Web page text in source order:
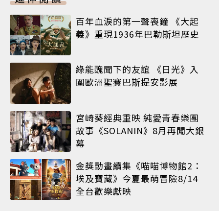
百年血淚的第一聲喪鐘 《大起
義》重現1936年巴勒斯坦歷史
綠能醜聞下的友誼 《日光》入
圍歐洲聖賽巴斯提安影展
宮崎葵經典重映 純愛青春樂團
故事《SOLANIN》8月再闖大銀
幕
金獎動畫續集《喵喵博物館2：
埃及寶藏》今夏最萌冒險8/14
全台歡樂獻映